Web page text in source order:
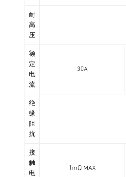
耐
高
压
额
定
电
流
30A
绝
缘
阻
抗
接
触
电
1mΩ MAX